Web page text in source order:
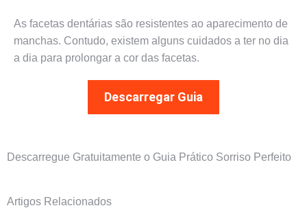
As facetas dentárias são resistentes ao aparecimento de
manchas. Contudo, existem alguns cuidados a ter no dia
a dia para prolongar a cor das facetas.
Descarregar Guia
Descarregue Gratuitamente o Guia Prático Sorriso Perfeito
Artigos Relacionados